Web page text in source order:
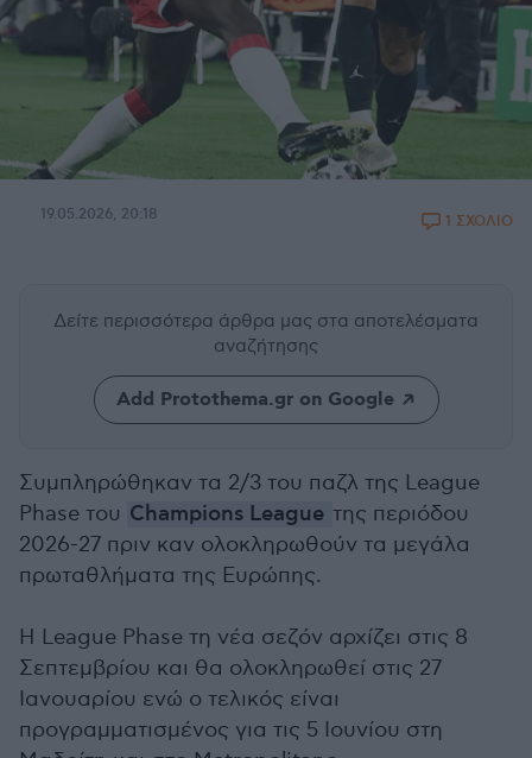
19.05.2026, 20:18 1 ΣΧΟΛΙΟ
Δείτε περισσότερα άρθρα μας στα αποτελέσματα
αναζήτησης
Add Protothema.gr on Google
Συμπληρώθηκαν τα 2/3 του παζλ της League
Phase του Champions League της περιόδου
2026-27 πριν καν ολοκληρωθούν τα μεγάλα
πρωταθλήματα της Ευρώπης.
Η League Phase τη νέα σεζόν αρχίζει στις 8
Σεπτεμβρίου και θα ολοκληρωθεί στις 27
Ιανουαρίου ενώ ο τελικός είναι
προγραμματισμένος για τις 5 Ιουνίου στη